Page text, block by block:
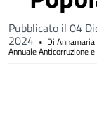
Pubblicato il 04
2024 Di
Annuale Anticorruzione